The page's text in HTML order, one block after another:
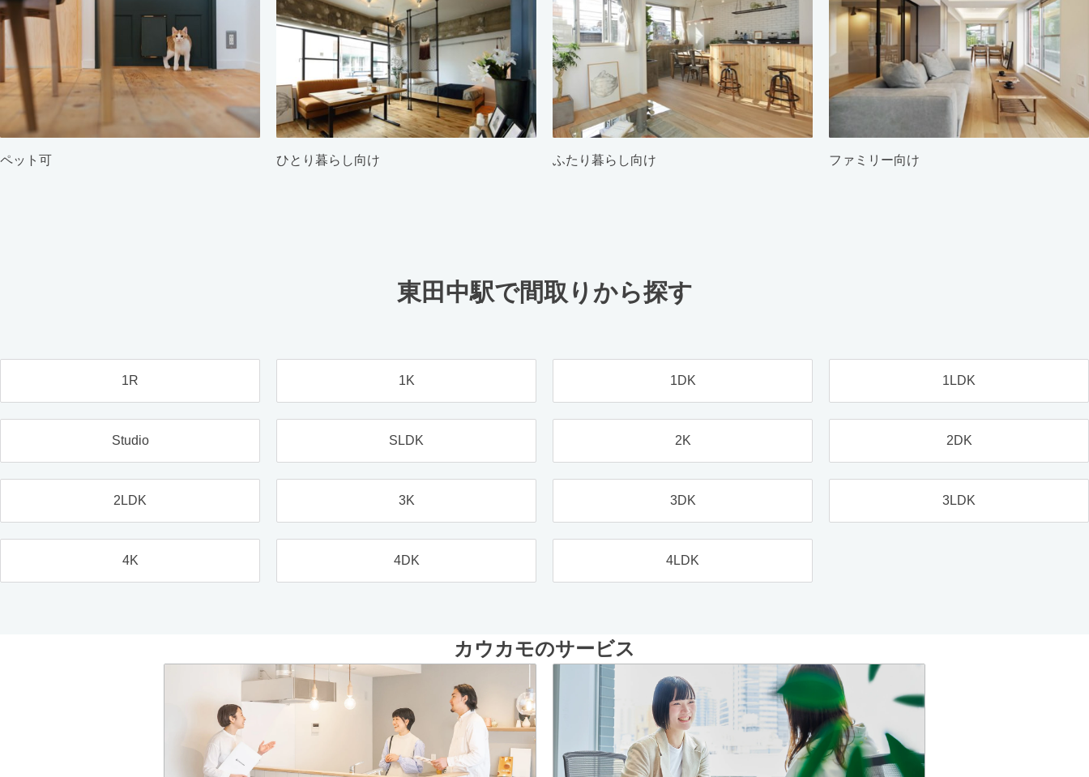
ペット可 ひとり暮らし向け ふたり暮らし向け ファミリー向け
東田中駅で間取りから探す
1R 1K 1DK 1LDK
Studio SLDK 2K 2DK
2LDK 3K 3DK 3LDK
4K 4DK 4LDK
カウカモのサービス